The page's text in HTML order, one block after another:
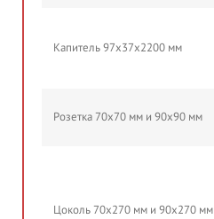
Капитель 97х37х2200 мм
Розетка 70х70 мм и 90х90 мм
Цоколь 70х270 мм и 90х270 мм